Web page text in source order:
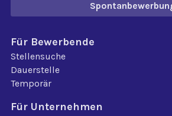
Für Bewerbende
Stellensuche
Dauerstelle
Temporär
Für Unternehmen